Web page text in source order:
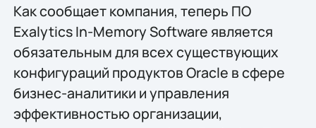
Как сообщает компания, теперь ПО
Exalytics In-Memory Software является
обязательным для всех существующих
конфигураций продуктов Oracle в сфере
бизнес-аналитики и управления
эффективностью организации,